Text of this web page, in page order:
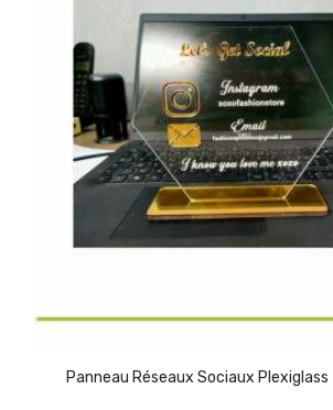
(1)
Panneau Réseaux Sociaux